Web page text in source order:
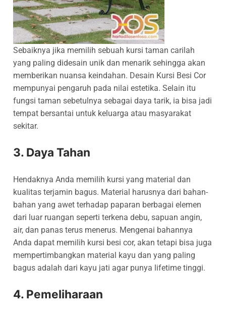
Sebaiknya jika memilih sebuah kursi taman carilah
yang paling didesain unik dan menarik sehingga akan
memberikan nuansa keindahan. Desain Kursi Besi Cor
mempunyai pengaruh pada nilai estetika. Selain itu
fungsi taman sebetulnya sebagai daya tarik, ia bisa jadi
tempat bersantai untuk keluarga atau masyarakat
sekitar.
3. Daya Tahan
Hendaknya Anda memilih kursi yang material dan
kualitas terjamin bagus. Material harusnya dari bahan-
bahan yang awet terhadap paparan berbagai elemen
dari luar ruangan seperti terkena debu, sapuan angin,
air, dan panas terus menerus. Mengenai bahannya
Anda dapat memilih kursi besi cor, akan tetapi bisa juga
mempertimbangkan material kayu dan yang paling
bagus adalah dari kayu jati agar punya lifetime tinggi.
4. Pemeliharaan